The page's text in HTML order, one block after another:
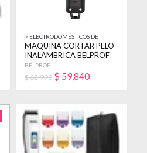
> ELECTRODOMÉSTICOS DE
BELLEZA
MAQUINA CORTAR PELO
INALAMBRICA BELPROF
BARBER PROFESIONAL
NEGRO
BELPROF
$ 62,990 $ 59,840